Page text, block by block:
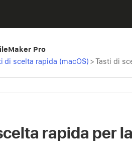
Pro
di scelta rapida (macOS) >Tasti di
rapida per